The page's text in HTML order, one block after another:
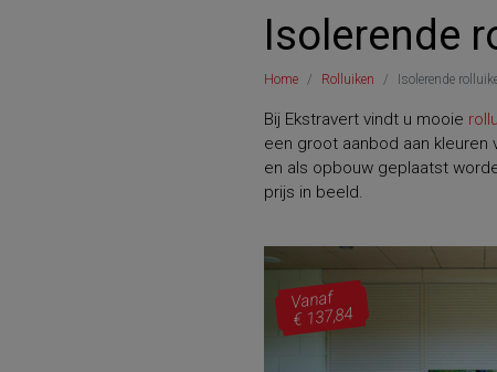
Isolerende
Home Rolluiken Isolerende
Bij Ekstravert vindt u mooie
een groot aanbod aan kleuren
en als opbouw geplaatst
prijs in beeld.
Vanaf
€ 137,84